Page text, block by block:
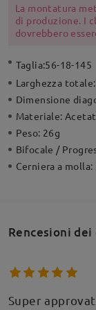
La montatura
di produzione. I
dovrebbero
Taglia:56-18-145
Larghezza totale:
Dimensione
Materiale:
Peso: 26g
Bifocale /
Cerniera a molla:
Rencesioni
Super